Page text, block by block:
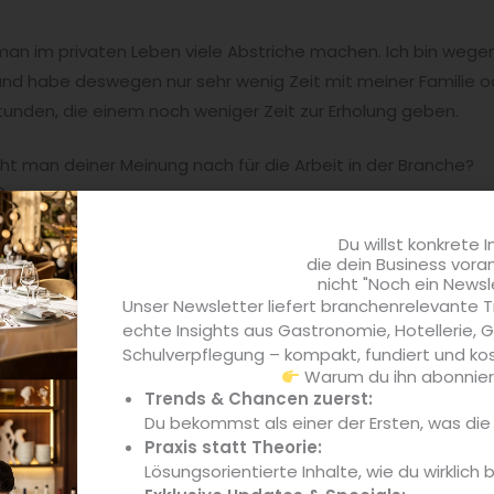
im privaten Leben viele Abstriche machen. Ich bin
habe deswegen nur sehr wenig Zeit mit meiner Familie
die einem noch weniger Zeit zur Erholung geben.
man deiner Meinung nach für die Arbeit in der Branche?
ist…
und spannendste Gewerbe, das es gibt. All die
über sich selbst hinauszuwachsen und der Spaß
beworben?
ich standen bereits im vergangenen Jahr im Finale, da
gemacht hat.
Du willst konkrete
die dein Business
nicht "Noch ein
Unser Newsletter liefert branchenrelevante
echte Insights aus Gastronomie, Hotellerie,
Schulverpflegung – kompakt, fundiert und
Warum du ihn
Trends & Chancen zuerst:
Du bekommst als einer der Ersten, was
Praxis statt Theorie:
Lösungsorientierte Inhalte, wie du wirklich